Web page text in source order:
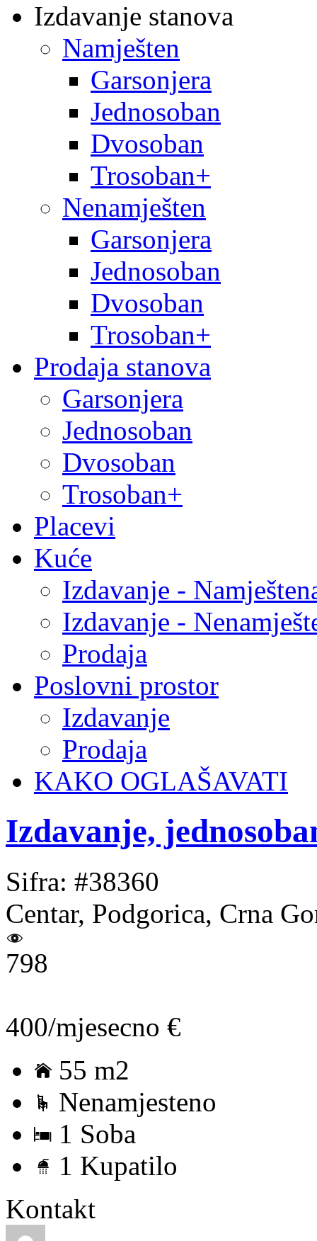
Izdavanje stanova
Namješten
Garsonjera
Jednosoban
Dvosoban
Trosoban+
Nenamješten
Garsonjera
Jednosoban
Dvosoban
Trosoban+
Prodaja stanova
Garsonjera
Jednosoban
Dvosoban
Trosoban+
Placevi
Kuće
Izdavanje -
Izdavanje -
Prodaja
Poslovni prostor
Izdavanje
Prodaja
KAKO OGLAŠAVATI
Izdavanje,
Sifra: #38360
Centar, Podgorica, Crna
798
400/mjesecno €
55 m2
Nenamjesteno
1 Soba
1 Kupatilo
Kontakt